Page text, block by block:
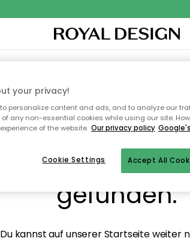
TEXTILIEN & TEPPICHEKÜCHE
die Seite
gefunden.
Du kannst auf unsererStartseiteweiter
your privacy!
personalize content and ads, and to analyze our
any non-essential cookies while using our site.
of the website. Our privacy policy
Accept All
Cookie Settings